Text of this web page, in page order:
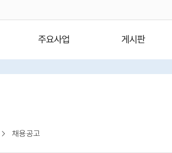
주요사업 게시판
채용공고